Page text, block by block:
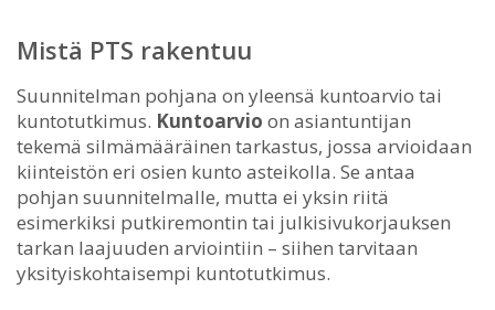
Mistä PTS rakentuu
Suunnitelman pohjana on yleensä kuntoarvio tai
kuntotutkimus. Kuntoarvio on asiantuntijan
tekemä silmämääräinen tarkastus, jossa arvioidaan
kiinteistön eri osien kunto asteikolla. Se antaa
pohjan suunnitelmalle, mutta ei yksin riitä
esimerkiksi putkiremontin tai julkisivukorjauksen
tarkan laajuuden arviointiin – siihen tarvitaan
yksityiskohtaisempi kuntotutkimus.